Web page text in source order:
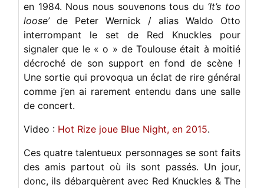
en 1984. Nous nous souvenons tous du ‘It’s too
loose’de Peter Wernick / alias Waldo Otto
interrompant le set de Red Knuckles pour
signaler que le « o » de Toulouse était à moitié
décroché de son support en fond de scène !
Une sortie qui provoqua un éclat de rire général
comme j’en ai rarement entendu dans une salle
de concert.
Video : Hot Rize joue Blue Night, en 2015.
Ces quatre talentueux personnages se sont faits
des amis partout où ils sont passés. Un jour,
donc, ils débarquèrent avec Red Knuckles & The